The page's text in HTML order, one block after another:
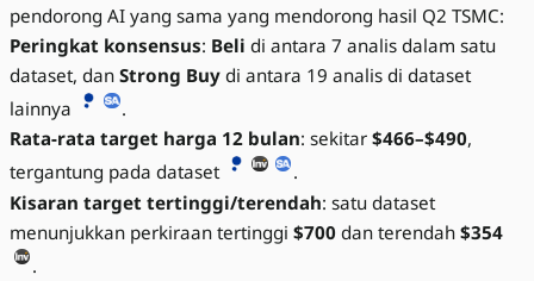
pendorong AI yang sama yang mendorong hasil Q2 TSMC:
Peringkat konsensus: Beli di antara 7 analis dalam satu
dataset, dan Strong Buy di antara 19 analis di dataset
lainnya
.
Rata-rata target harga 12 bulan: sekitar $466–$490,
tergantung pada dataset
.
Kisaran target tertinggi/terendah: satu dataset
menunjukkan perkiraan tertinggi $700 dan terendah $354
.